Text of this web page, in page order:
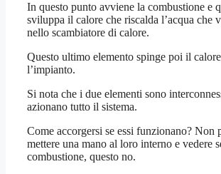
In questo punto avviene la combustione e
sviluppa il calore che riscalda l’acqua che
nello scambiatore di calore.
Questo ultimo elemento spinge poi il
l’impianto.
Si nota che i due elementi sono
azionano tutto il sistema.
Come accorgersi se essi funzionano? Non
mettere una mano al loro interno e vedere
combustione, questo no.